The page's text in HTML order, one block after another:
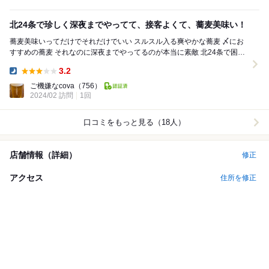
北24条で珍しく深夜までやってて、接客よくて、蕎麦美味い！
蕎麦美味いってだけでそれだけでいい スルスル入る爽やかな蕎麦 〆にお
すすめの蕎麦 それなのに深夜までやってるのが本当に素敵 北24条で困っ
3.2
ご機嫌なcova （756）
2024/02 訪問
1回
口コミをもっと見る（18人）
店舗情報（詳細） 修正
アクセス 住所を修正